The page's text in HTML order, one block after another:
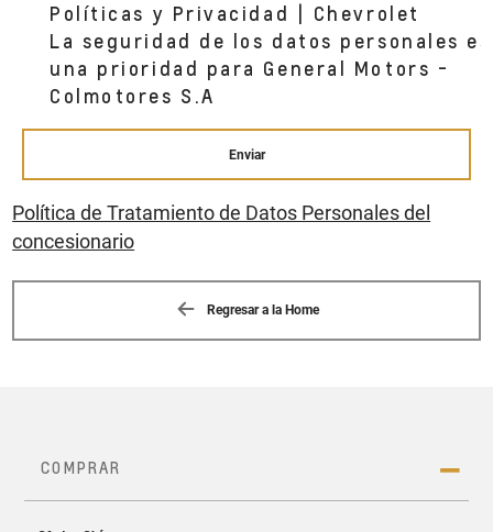
Políticas y Privacidad | Chevrolet
La seguridad de los datos personales es
una prioridad para General Motors -
Colmotores S.A
Enviar
Política de Tratamiento de Datos Personales del
concesionario
Regresar a la Home